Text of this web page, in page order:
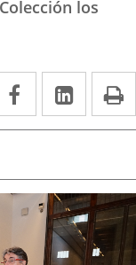
los
Facebook
Enlace
a
aplicación
externa.
Enlace
a